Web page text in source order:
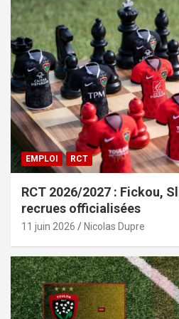
EMPLOI RCT
RCT 2026/2027 : Fickou,
recrues officialisées
11 juin 2026 Nicolas Dupre